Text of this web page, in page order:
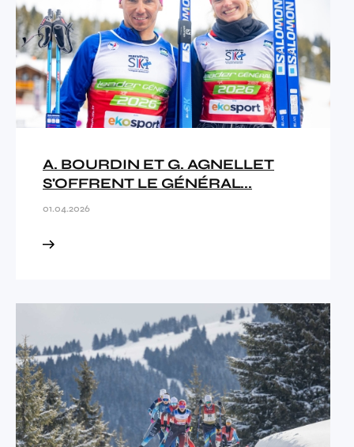
A. BOURDIN ET G. AGNELLET
S'OFFRENT LE GÉNÉRAL...
01.04.2026